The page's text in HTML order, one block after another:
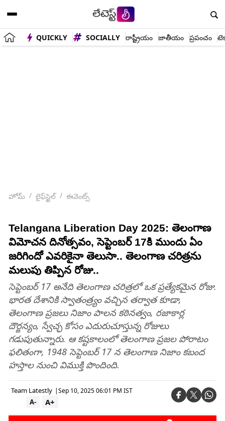
QUICKLY SOCIALLY రాష్ట్రీయం జాతీయం ప్రపంచం
హోమ్ లైఫ్‌స్టైల్ ఈవెంట్స్
Telangana Liberation Day 2025: తెలంగాణ
విమోచన దినోత్సవం, సెప్టెంబర్ 17కి ముందు ఏం
జరిగిందో ఎవరికైనా తెలుసా.. తెలంగాణ చరిత్రను
మలుపు తిప్పిన రోజు..
సెప్టెంబర్ 17 అనేది తెలంగాణ చరిత్రలో ఒక ప్రత్యేకమైన రోజు.
భారత దేశానికి స్వాతంత్ర్యం వచ్చిన తర్వాత కూడా,
తెలంగాణ ప్రజలు నిజాం పాలన కఠినత్వం, రజాకార్ల
దౌర్జన్యం, స్వేచ్ఛ కోసం ఎదురుచూస్తున్న రోజులు
గడుపుతున్నారు. ఆ కష్టకాలంలో తెలంగాణ ప్రజల పోరాటం
ఫలితంగా, 1948 సెప్టెంబర్ 17 న తెలంగాణ నిజాం కబంద
హస్తాల నుంచి విముక్తి పొందింది.
Team Latestly |Sep 10, 2025 06:01 PM IST
A+
A-